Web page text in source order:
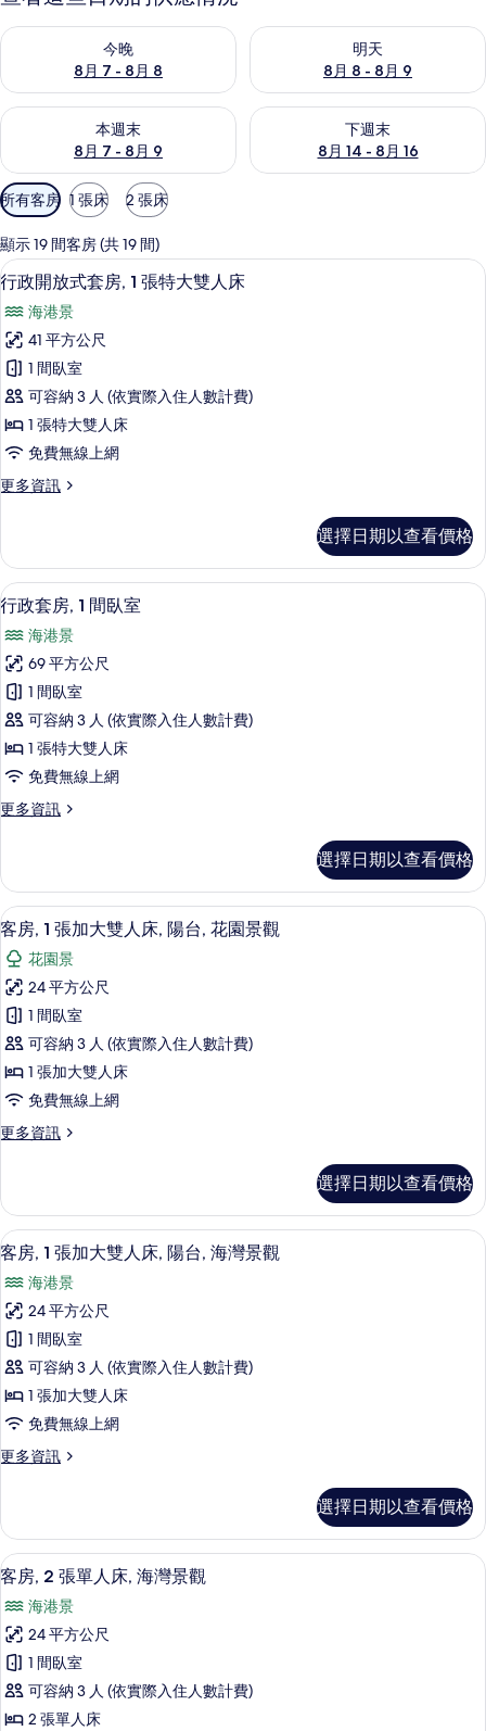
今晚
8月 7 - 8月 8
查看今晚 (8月 7 - 8月 8) 的供應情況
明天
8月 8 - 8月 9
查看明天 (8月 8 - 8月 9) 的供
本週末
8月 7 - 8月 9
查看本週末 (8月 7 - 8月 9) 的供應情況
下週末
8月 14 - 8月 16
查看下週末 (8月 14 - 8月 16)
可
用
的
客
房
篩
選
條
件
所有客房 1 張床 2 張床
顯示 19 間客房 (共 19 間)
顯
示
行
政
開
放
式
套
房,
張
特
大
雙
人
床
的
所
有
相
行政開放式套房, 1 張特大雙人床 | 浴
7
行政開放式套房, 1 張特大雙人床
海港景
41 平方公尺
1 間臥室
可容納 3 人 (依實際入住人數計費)
1 張特大雙人床
免費無線上網
更多資訊
更
開
放
式
套
房,
張
特
大
雙
人
床
詳
選擇日期以查看價格
顯
示
行
政
套
房,
1
間
臥
的
所
有
相
片
行政套房, 1 間臥室 | 高級寢具、迷你
9
行政套房, 1 間臥室
海港景
69 平方公尺
1 間臥室
可容納 3 人 (依實際入住人數計費)
1 張特大雙人床
免費無線上網
更多資訊
更
套
房,
1
臥
室
的
詳
情
選擇日期以查看價格
顯
示
客
房,
張
加
大
雙
床,
陽
台,
花
園
景
觀
的
所
有
客房, 1 張加大雙人床, 陽台, 花園景觀
7
客房, 1 張加大雙人床, 陽台, 花園景觀
花園景
24 平方公尺
1 間臥室
可容納 3 人 (依實際入住人數計費)
1 張加大雙人床
免費無線上網
更多資訊
更
1
張
加
雙
人
床,
陽
台,
花
園
景
的
選擇日期以查看價格
顯
示
客
房,
張
加
大
雙
床,
陽
台,
海
灣
景
觀
的
客房, 1 張加大雙人床, 陽台, 海灣景觀
8
客房, 1 張加大雙人床, 陽台, 海灣景觀
海港景
24 平方公尺
1 間臥室
可容納 3 人 (依實際入住人數計費)
1 張加大雙人床
免費無線上網
更多資訊
更
1
張
加
雙
人
床,
陽
台,
海
選擇日期以查看價格
顯
示
客
房,
2
張
高級寢具、迷你吧、客房內保險箱、書
7
客房, 2 張單人床, 海灣景觀
海港景
24 平方公尺
1 間臥室
可容納 3 人 (依實際入住人數計費)
2 張單人床